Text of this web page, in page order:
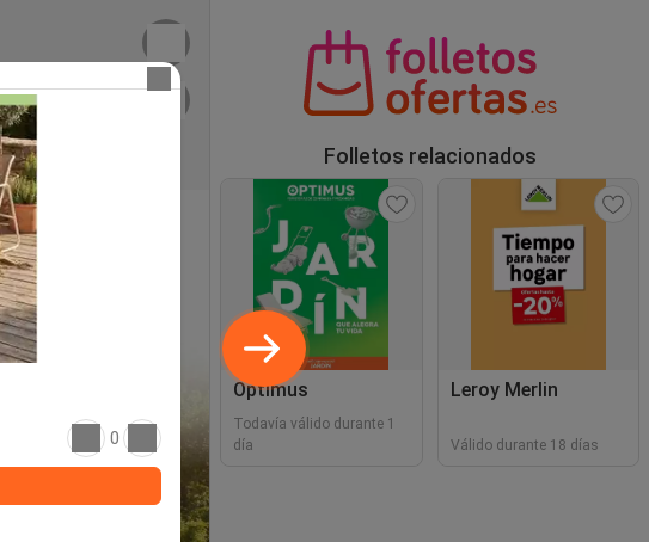
Folletos relacionados
Optimus
Todavía válido durante 1
día
Leroy Merlin
Válido durante 18 días
0